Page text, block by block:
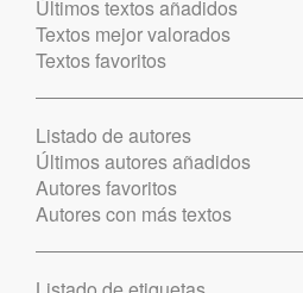
Últimos textos añadidos
Textos mejor valorados
Textos favoritos
Listado de autores
Últimos autores añadidos
Autores favoritos
Autores con más textos